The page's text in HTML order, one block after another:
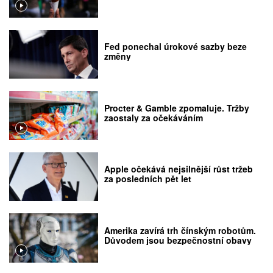
Fed ponechal úrokové sazby beze
změny
Procter & Gamble zpomaluje. Tržby
zaostaly za očekáváním
Apple očekává nejsilnější růst tržeb
za posledních pět let
Amerika zavírá trh čínským robotům.
Důvodem jsou bezpečnostní obavy